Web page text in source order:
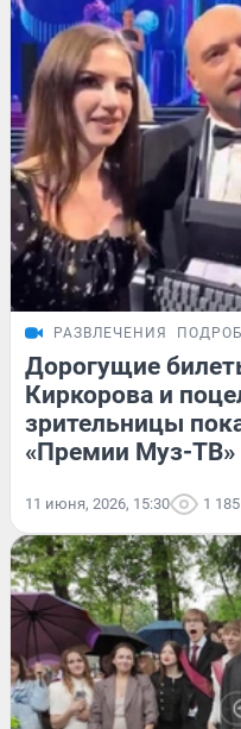
РАЗВЛЕЧЕНИЯ
Дорогущие
Киркорова и
зрительницы
«Премии Муз-
11 июня, 2026, 15:30 1 185